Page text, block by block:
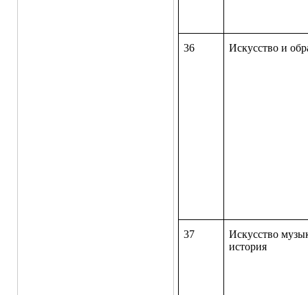
36 Искусство и
37
Искусство
история